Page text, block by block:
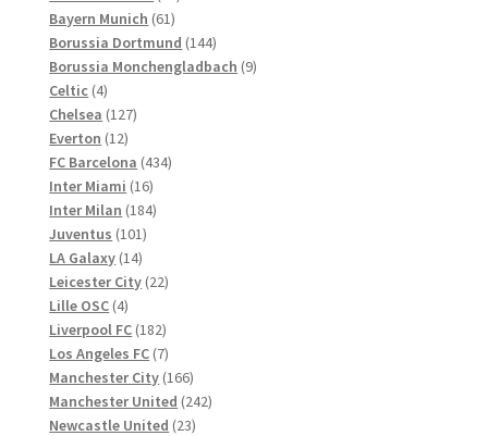
Bayern Munich 6161
Produkte
Borussia Dortmund 144144
Produkte
Borussia Monchengladbach 99
Celtic 44
Produkte
Chelsea 127127
Everton 1212
Produkte
FC Barcelona 434434
Inter Miami 1616
Produkte
Inter Milan 184184
Juventus 101101
LA Galaxy 1414
Produkte
Leicester City 2222
Lille OSC 44
Produkte
Liverpool FC 182182
Produkte
Los Angeles FC 77
Produkte
Manchester City 166166
Produkte
Manchester United 242242
Newcastle United 2323